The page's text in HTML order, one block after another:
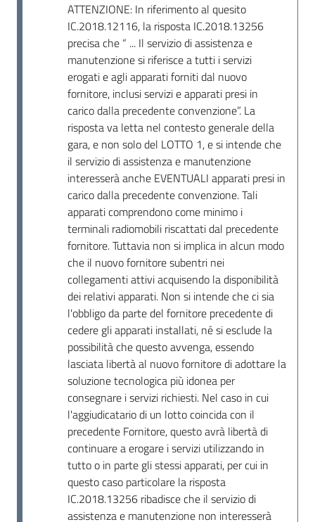
ATTENZIONE: In riferimento al quesito
IC.2018.12116, la risposta IC.2018.13256
precisa che “ ... Il servizio di assistenza e
manutenzione si riferisce a tutti i servizi
erogati e agli apparati forniti dal nuovo
fornitore, inclusi servizi e apparati presi in
carico dalla precedente convenzione”. La
risposta va letta nel contesto generale della
gara, e non solo del LOTTO 1, e si intende che
il servizio di assistenza e manutenzione
interesserà anche EVENTUALI apparati presi in
carico dalla precedente convenzione. Tali
apparati comprendono come minimo i
terminali radiomobili riscattati dal precedente
fornitore. Tuttavia non si implica in alcun modo
che il nuovo fornitore subentri nei
collegamenti attivi acquisendo la disponibilità
dei relativi apparati. Non si intende che ci sia
l'obbligo da parte del fornitore precedente di
cedere gli apparati installati, né si esclude la
possibilità che questo avvenga, essendo
lasciata libertà al nuovo fornitore di adottare la
soluzione tecnologica più idonea per
consegnare i servizi richiesti. Nel caso in cui
l'aggiudicatario di un lotto coincida con il
precedente Fornitore, questo avrà libertà di
continuare a erogare i servizi utilizzando in
tutto o in parte gli stessi apparati, per cui in
questo caso particolare la risposta
IC.2018.13256 ribadisce che il servizio di
assistenza e manutenzione non interesserà